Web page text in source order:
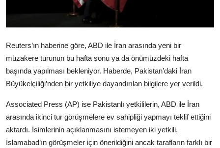
Kurdi
Reuters’ın haberine göre, ABD ile İran arasında yeni bir
müzakere turunun bu hafta sonu ya da önümüzdeki hafta
başında yapılması bekleniyor. Haberde, Pakistan’daki İran
Büyükelçiliği’nden bir yetkiliye dayandırılan bilgilere yer verildi.
Associated Press (AP) ise Pakistanlı yetkililerin, ABD ile İran
arasında ikinci tur görüşmelere ev sahipliği yapmayı teklif ettiğini
aktardı. İsimlerinin açıklanmasını istemeyen iki yetkili,
İslamabad’ın görüşmeler için önerildiğini ancak tarafların farklı bir